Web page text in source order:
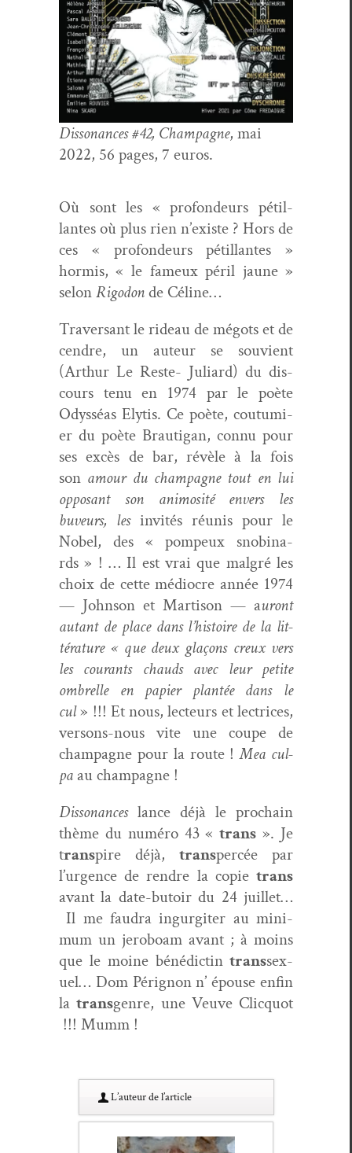
Dis­so­nances #42, Cham­pagne, mai
2022, 56 pages, 7 euros.
Où sont les « pro­fondeurs pétil­
lantes où plus rien n’existe ? Hors de
ces « pro­fondeurs pétil­lantes »
hormis, « le fameux péril jaune »
selonRigodonde Céline…
Tra­ver­sant le rideau de mégots et de
cen­dre, un auteur se sou­vient
(Arthur Le Reste- Juliard) du dis­
cours tenu en 1974 par le poète
Odysséas Elytis. Ce poète, cou­tu­mi­
er du poète Brauti­gan, con­nu pour
ses excès de bar, révèle à la fois
son amour du cham­pagne tout en lui
opposant son ani­mosité envers les
buveurs, lesinvités réu­nis pour le
Nobel, des « pom­peux snobi­na­
rds » ! … Il est vrai que mal­gré les
choix de cette médiocre année 1974
— John­son et Mar­ti­son — auront
autant de place dans l’histoire de la lit­
téra­ture « que deux glaçons creux vers
les courants chauds avec leur petite
ombrelle en papi­er plan­tée dans le
cul» !!! Et nous, lecteurs et lec­tri­ces,
ver­sons-nous vite une coupe de
cham­pagne pour la route ! Mea cul­
paau champagne !
Dis­so­nances lance déjà le prochain
thème du numéro 43 «trans ». Je
transpire déjà, transper­cée par
l’urgence de ren­dre la copietrans
avant la date-butoir du 24 juil­let…
Il me fau­dra ingur­giter au min­i­
mum un jer­oboam avant ; à moins
que le moine béné­dictin transsex­
uel… Dom Pérignon n’ épouse enfin
latransgenre, une Veuve Clic­quot
!!! Mumm !
L’au­teur de l’article